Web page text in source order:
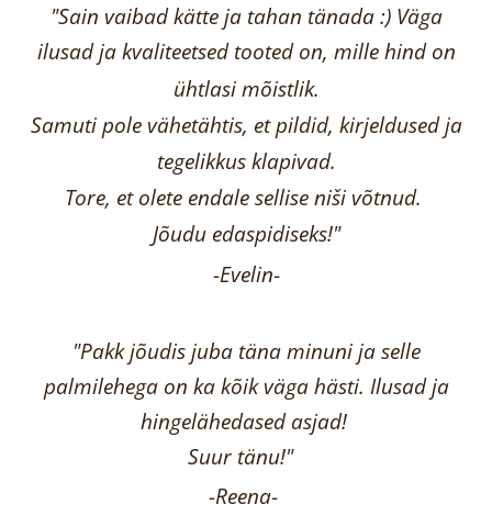
"Sain vaibad kätte ja tahan tänada :) Väga
ilusad ja kvaliteetsed tooted on, mille hind on
ühtlasi mõistlik.
Samuti pole vähetähtis, et pildid, kirjeldused ja
tegelikkus klapivad.
Tore, et olete endale sellise niši võtnud.
Jõudu edaspidiseks!"
-Evelin-
"Pakk jõudis juba täna minuni ja selle
palmilehega on ka kõik väga hästi. Ilusad ja
hingelähedased asjad!
Suur tänu!"
-Reena-